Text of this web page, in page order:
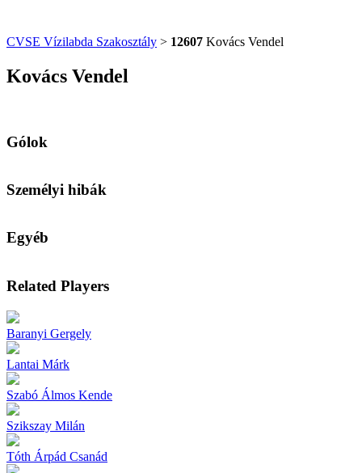
CVSE Vízilabda Szakosztály > 12607 Kovács Vendel
Kovács Vendel
Gólok
Személyi hibák
Egyéb
Related Players
Baranyi Gergely
Lantai Márk
Szabó Álmos Kende
Szikszay Milán
Tóth Árpád Csanád